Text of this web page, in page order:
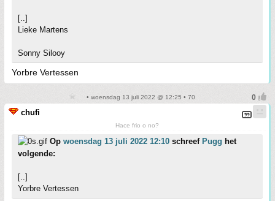
[..]
Lieke Martens
Sonny Silooy
Yorbre Vertessen
• woensdag 13 juli 2022 @ 12:25 • 70
chufi
Hace frio o no?
Op woensdag 13 juli 2022 12:10 schreef Pugg het
volgende:
[..]
Yorbre Vertessen